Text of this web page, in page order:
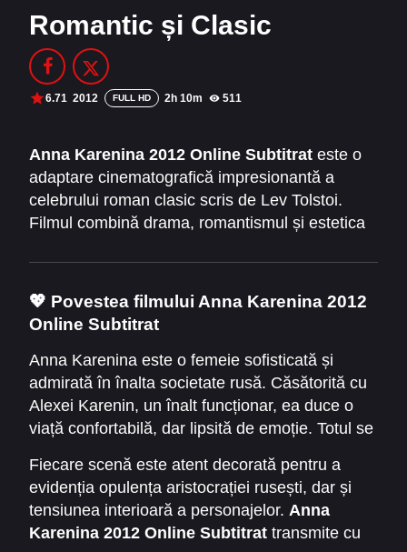
Filme Online 2014 Filme Online 2013
Filme Online 2012
Filme Online 2010
DMCA
SERIALE ONLINE
TERMENI ȘI CONDIȚII
Romantic și Clasic
6.71 2012 FULL HD 2h 10m 511
Anna Karenina 2012 Online Subtitrat este o
adaptare cinematografică impresionantă a
celebrului roman clasic scris de Lev Tolstoi.
Filmul combină drama, romantismul și estetica
cinematografică captivantă și intensă. Povestea
urmărește destinul tragic al Annei Karenina,
prinsă între datoria socială și pasiunea interzisă
💖 Povestea filmului Anna Karenina 2012
Online Subtitrat
Anna Karenina este o femeie sofisticată și
admirată în înalta societate rusă. Căsătorită cu
Alexei Karenin, un înalt funcționar, ea duce o
viață confortabilă, dar lipsită de emoție. Totul se
Această întâlnire aprinde o pasiune neașteptată
și interzisă. Filmul explorează consecințele
iubirii adulterine și complexitatea relațiilor
umane.
Fiecare scenă este atent decorată pentru a
evidenția opulența aristocrației rusești, dar și
tensiunea interioară a personajelor. Anna
Karenina 2012 Online Subtitrat transmite cu